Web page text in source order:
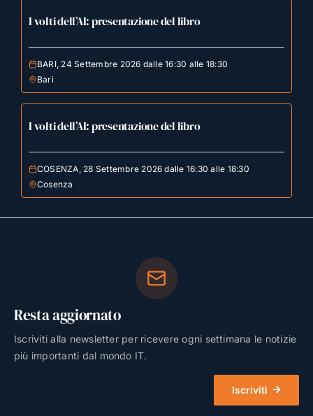
I volti dell’AI: presentazione del libro
BARI, 24 Settembre 2026 dalle 16:30 alle 18:30
Bari
I volti dell’AI: presentazione del libro
COSENZA, 28 Settembre 2026 dalle 16:30 alle 18:30
Cosenza
Resta aggiornato
Iscriviti alla newsletter per ricevere ogni settimana le notizie
più importanti dal mondo IT.
Iscriviti